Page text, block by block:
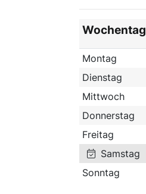
Wochentag
Montag
Dienstag
Mittwoch
Donnerstag
Freitag
Samstag
Sonntag